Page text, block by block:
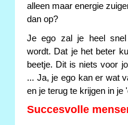
alleen maar energie
dan op?
Je ego zal je heel
wordt. Dat je het beter
beetje. Dit is niets voor
... Ja, je ego kan er wat
en je terug te krijgen in je
Succesvolle